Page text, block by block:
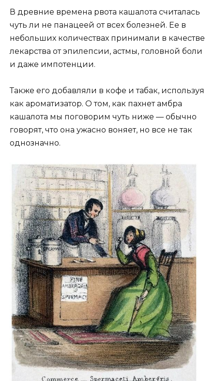
В древние времена рвота кашалота считалась
чуть ли не панацеей от всех болезней. Ее в
небольших количествах принимали в качестве
лекарства от эпилепсии, астмы, головной боли
и даже импотенции.
Также его добавляли в кофе и табак, используя
как ароматизатор. О том, как пахнет амбра
кашалота мы поговорим чуть ниже — обычно
говорят, что она ужасно воняет, но все не так
однозначно.